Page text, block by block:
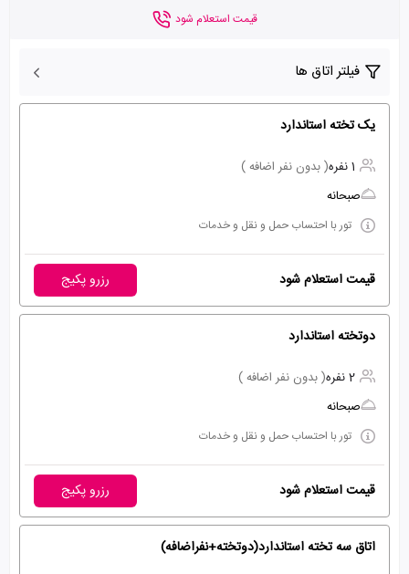
قیمت استعلام شود
فیلتر اتاق ها
یک تخته استاندارد
1 نفره
( بدون نفر اضافه )
صبحانه
تور با احتساب حمل و نقل و خدمات
قیمت استعلام شود رزرو پکیج
دوتخته استاندارد
2 نفره
( بدون نفر اضافه )
صبحانه
تور با احتساب حمل و نقل و خدمات
قیمت استعلام شود رزرو پکیج
اتاق سه تخته استاندارد(دوتخته+نفراضافه)